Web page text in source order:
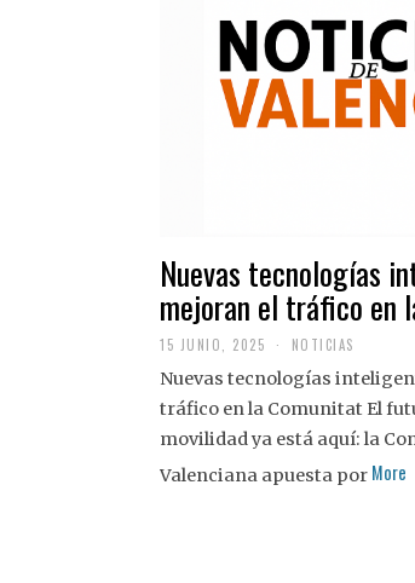
Nuevas tecnologías
mejoran el tráfico en
15 JUNIO, 2025 NOTICIAS
Nuevas tecnologías
tráfico en la Comunitat El
movilidad ya está aquí: la
Valenciana apuesta por More